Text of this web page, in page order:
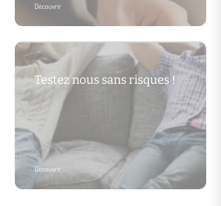
Découvrir
Testez nous sans risques !
Découvrir